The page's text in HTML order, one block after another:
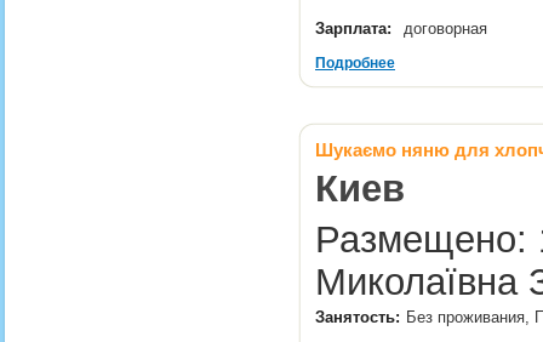
Зарплата: договорная
Подробнее
Шукаємо няню для
Киев
Размещено:
Миколаївна
Занятость: Без проживания,